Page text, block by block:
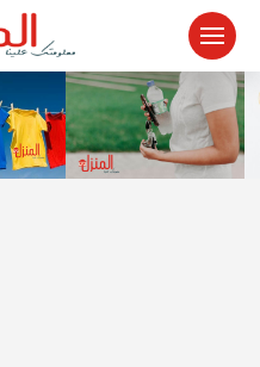
التجاوز
المحتوى